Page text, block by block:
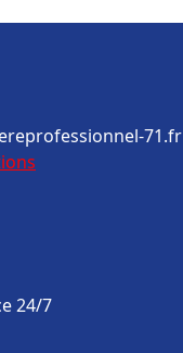
71.fr
24/7